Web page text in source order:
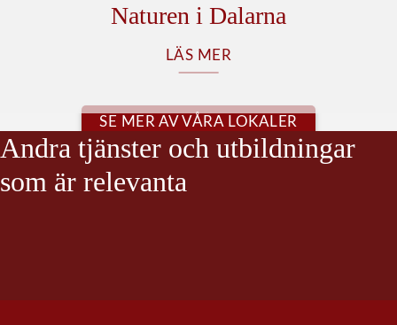
Naturen i Dalarna
LÄS MER
SE MER AV VÅRA LOKALER
Andra tjänster och utbildningar
som är relevanta